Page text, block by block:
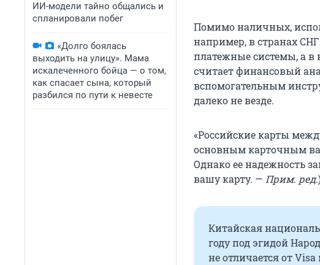
ИИ-модели тайно общались и
спланировали побег
«Долго боялась
выходить на улицу». Мама
искалеченного бойца — о том,
как спасает сына, который
разбился по пути к невесте
Помимо наличных,
например, в странах
платежные системы, а в
считает финансовый
вспомогательным
далеко не везде.
«Российские карты
основным карточным
Однако ее надежность
вашу карту. — Прим. ред
Китайская
году под эгидой
не отличается от